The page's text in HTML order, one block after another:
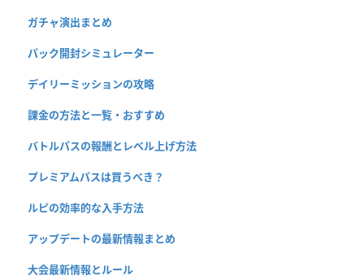
ガチャ演出まとめ
パック開封シミュレーター
デイリーミッションの攻略
課金の方法と一覧・おすすめ
バトルパスの報酬とレベル上げ方法
プレミアムパスは買うべき？
ルピの効率的な入手方法
アップデートの最新情報まとめ
大会最新情報とルール